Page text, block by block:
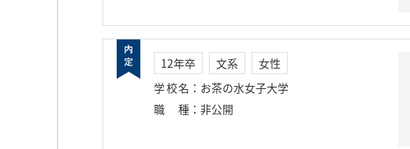
12年卒 文系
女性
学校名 ： お茶の水女子大学
職種 ： 非公開